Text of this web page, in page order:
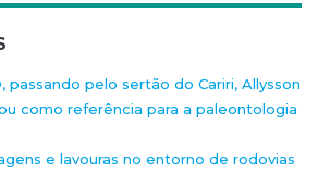
passando pelo sertão do Cariri, Allysson
como referência para a paleontologia
e lavouras no entorno de rodovias